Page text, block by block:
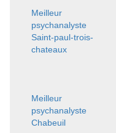
Meilleur
psychanalyste
Saint-paul-trois-
chateaux
Meilleur
psychanalyste
Chabeuil